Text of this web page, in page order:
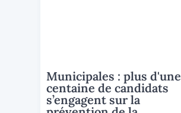
Municipales : plus d'une
centaine de candidats
s’engagent sur la